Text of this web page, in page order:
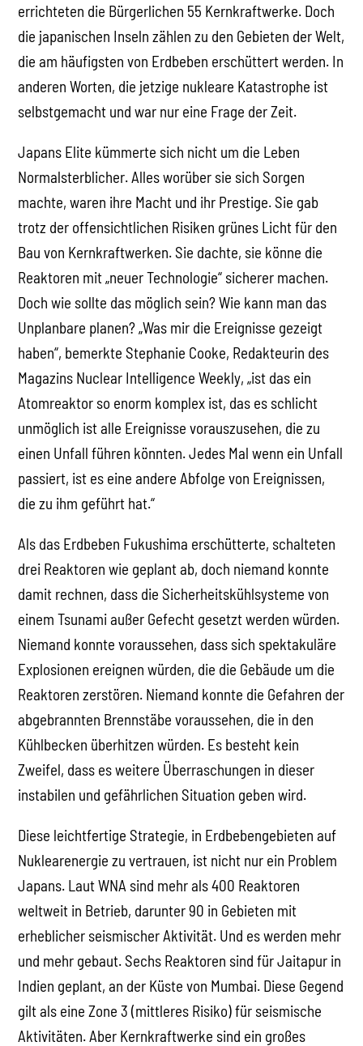
errichteten die Bürgerlichen 55 Kernkraftwerke. Doch
die japanischen Inseln zählen zu den Gebieten der Welt,
die am häufigsten von Erdbeben erschüttert werden. In
anderen Worten, die jetzige nukleare Katastrophe ist
selbstgemacht und war nur eine Frage der Zeit.
Japans Elite kümmerte sich nicht um die Leben
Normalsterblicher. Alles worüber sie sich Sorgen
machte, waren ihre Macht und ihr Prestige. Sie gab
trotz der offensichtlichen Risiken grünes Licht für den
Bau von Kernkraftwerken. Sie dachte, sie könne die
Reaktoren mit „neuer Technologie“ sicherer machen.
Doch wie sollte das möglich sein? Wie kann man das
Unplanbare planen? „Was mir die Ereignisse gezeigt
haben“, bemerkte Stephanie Cooke, Redakteurin des
Magazins Nuclear Intelligence Weekly, „ist das ein
Atomreaktor so enorm komplex ist, das es schlicht
unmöglich ist alle Ereignisse vorauszusehen, die zu
einen Unfall führen könnten. Jedes Mal wenn ein Unfall
passiert, ist es eine andere Abfolge von Ereignissen,
die zu ihm geführt hat.“
Als das Erdbeben Fukushima erschütterte, schalteten
drei Reaktoren wie geplant ab, doch niemand konnte
damit rechnen, dass die Sicherheitskühlsysteme von
einem Tsunami außer Gefecht gesetzt werden würden.
Niemand konnte voraussehen, dass sich spektakuläre
Explosionen ereignen würden, die die Gebäude um die
Reaktoren zerstören. Niemand konnte die Gefahren der
abgebrannten Brennstäbe voraussehen, die in den
Kühlbecken überhitzen würden. Es besteht kein
Zweifel, dass es weitere Überraschungen in dieser
instabilen und gefährlichen Situation geben wird.
Diese leichtfertige Strategie, in Erdbebengebieten auf
Nuklearenergie zu vertrauen, ist nicht nur ein Problem
Japans. Laut WNA sind mehr als 400 Reaktoren
weltweit in Betrieb, darunter 90 in Gebieten mit
erheblicher seismischer Aktivität. Und es werden mehr
und mehr gebaut. Sechs Reaktoren sind für Jaitapur in
Indien geplant, an der Küste von Mumbai. Diese Gegend
gilt als eine Zone 3 (mittleres Risiko) für seismische
Aktivitäten. Aber Kernkraftwerke sind ein großes